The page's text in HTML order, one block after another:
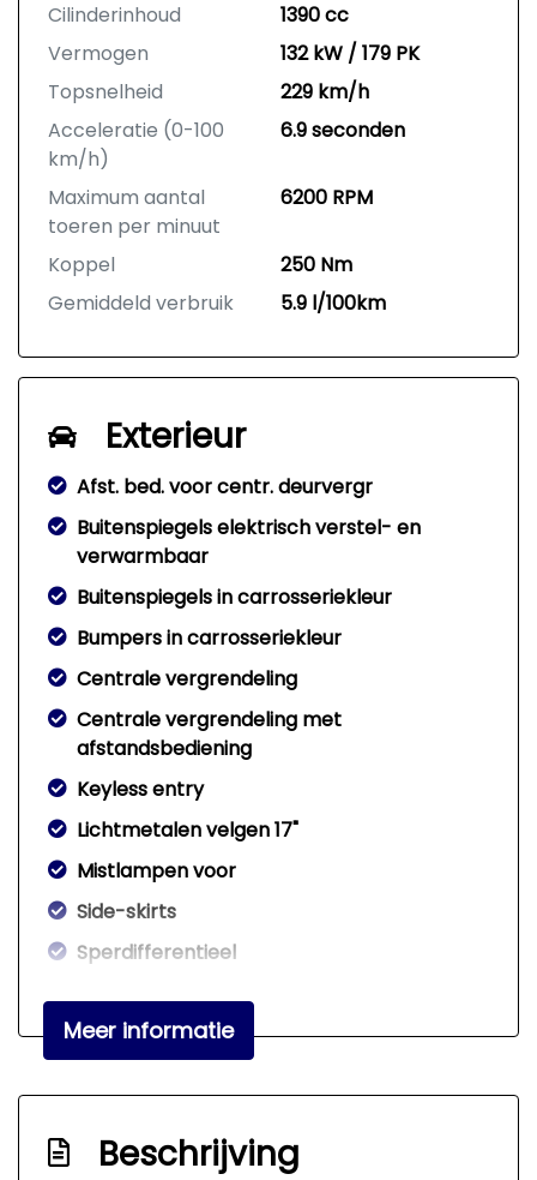
Cilinderinhoud
1390 cc
Vermogen
132 kW / 179 PK
Topsnelheid
229 km/h
Acceleratie (0-100
km/h)
6.9 seconden
Maximum aantal
toeren per minuut
6200 RPM
Koppel
250 Nm
Gemiddeld verbruik
5.9 l/100km
Exterieur
Afst. bed. voor centr. deurvergr
Buitenspiegels elektrisch verstel- en
verwarmbaar
Buitenspiegels in carrosseriekleur
Bumpers in carrosseriekleur
Centrale vergrendeling
Centrale vergrendeling met
afstandsbediening
Keyless entry
Lichtmetalen velgen 17"
Mistlampen voor
Side-skirts
Sperdifferentieel
Voor-en achterspoiler
Interieur
Achterbank in delen neerklapbaar
Meer informatie
Beschrijving